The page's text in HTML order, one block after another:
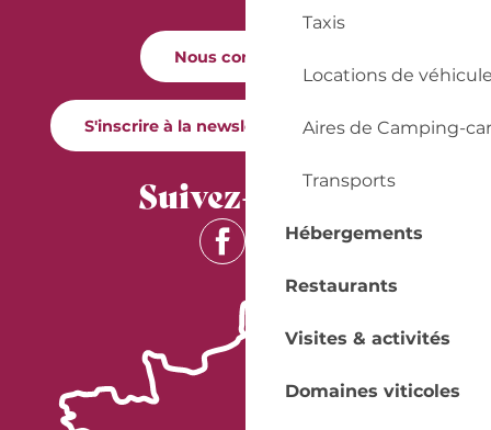
Taxis
Locations de
Aires de Camping-car
Transports
Hébergements
Restaurants
Visites & activités
Domaines viticoles
Nous contacter
S'inscrire à la newsletter Quai Cyrano
Suivez-nous !